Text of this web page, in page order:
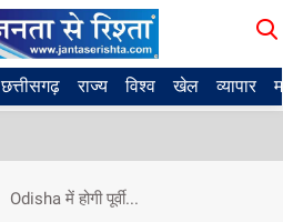
छत्तीसगढ़ राज्य विश्व खेल व्यापार
Odisha में होगी पूर्वी...